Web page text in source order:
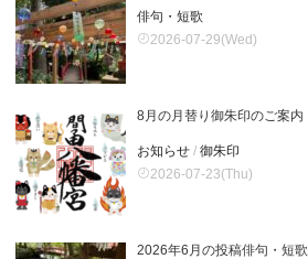
俳句・短歌
2026-07-29(Wed)
8月の月替り御朱印のご案内
お知らせ / 御朱印
2026-07-23(Thu)
2026年6月の投稿俳句・短歌